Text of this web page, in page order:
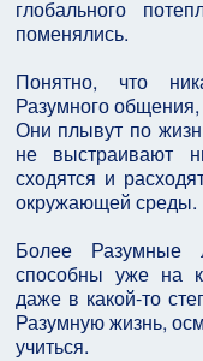
глобального
поменялись.
Понятно, что
Разумного
Они плывут по
не выстраивают
сходятся и
окружающей среды.
Более Разумные
способны уже на
даже в какой-то
Разумную жизнь,
учиться.